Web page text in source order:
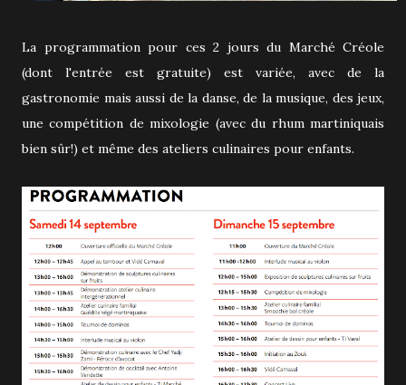
La programmation pour ces 2 jours du Marché Créole
(dont l'entrée est gratuite) est variée, avec de la
gastronomie mais aussi de la danse, de la musique, des jeux,
une compétition de mixologie (avec du rhum martiniquais
bien sûr!) et même des ateliers culinaires pour enfants.